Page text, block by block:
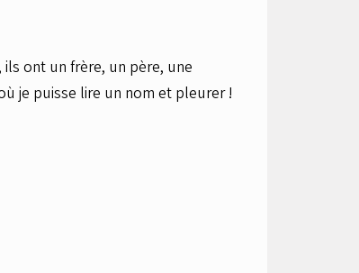
ils ont un frère, un père, une
je puisse lire un nom et pleurer !